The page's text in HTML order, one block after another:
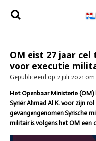
Ga
direct
OM eist 27 jaar cel
voor executie
Gepubliceerd op 2 juli 2021 om
Het Openbaar Ministerie
Syriër Ahmad Al K. voor zijn
gevangengenomen Syrische
militair is volgens het OM een